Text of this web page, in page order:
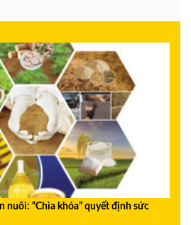
nuôi: “Chìa khóa” quyết định sức